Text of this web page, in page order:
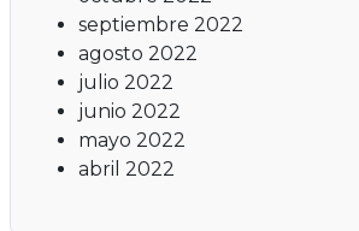
septiembre 2022
agosto 2022
julio 2022
junio 2022
mayo 2022
abril 2022